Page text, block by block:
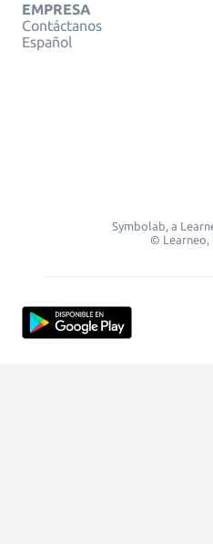
EMPRESA
Contáctanos
Español
Symbolab, a
© Learneo,